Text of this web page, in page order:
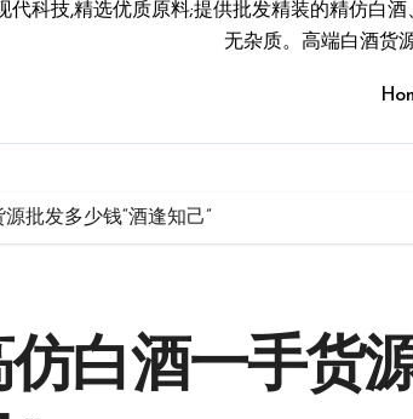
代科技,精选优质原料;提供批发精装的精仿白
无杂质。高端白酒货
批发多少钱“酒逢知己”
白酒一手货